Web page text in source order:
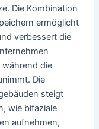
Die Kombination
ermöglicht
verbessert die
während die
Die
steigt
wie bifaziale
aufnehmen,